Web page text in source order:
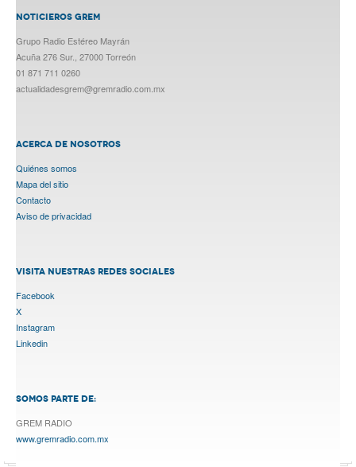
NOTICIEROS GREM
Grupo Radio Estéreo Mayrán
Acuña 276 Sur., 27000 Torreón
01 871 711 0260
actualidadesgrem@gremradio.com.mx
ACERCA DE NOSOTROS
Quiénes somos
Mapa del sitio
Contacto
Aviso de privacidad
VISITA NUESTRAS REDES SOCIALES
Facebook
X
Instagram
Linkedin
SOMOS PARTE DE:
GREM RADIO
www.gremradio.com.mx